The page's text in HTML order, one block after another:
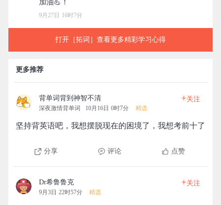
9月27日 16时7分
打开［拓词］查看更多精彩学习心得
更多推荐
背单词背到神智不清
深夜激情背单词 10月16日 0时7分 精选
+关注
坚持背英语吧，我想摆脱现在的困境了，我想考前十了
分享 评论 点赞
Dr希鲁鲁克
9月3日 22时57分 精选
+关注